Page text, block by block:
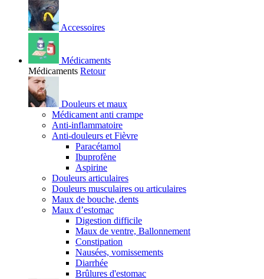
Accessoires
Médicaments
Médicaments Retour
Douleurs et maux
Médicament anti crampe
Anti-inflammatoire
Anti-douleurs et Fièvre
Paracétamol
Ibuprofène
Aspirine
Douleurs articulaires
Douleurs musculaires ou articulaires
Maux de bouche, dents
Maux d’estomac
Digestion difficile
Maux de ventre, Ballonnement
Constipation
Nausées, vomissements
Diarrhée
Brûlures d'estomac